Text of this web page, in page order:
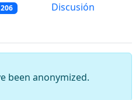
206
Discusión
been anonymized.